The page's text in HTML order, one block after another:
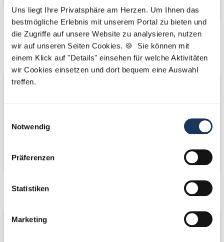
Uns liegt Ihre Privatsphäre am Herzen. Um Ihnen das
bestmögliche Erlebnis mit unserem Portal zu bieten und
die Zugriffe auf unsere Website zu analysieren, nutzen
wir auf unseren Seiten Cookies. 🍪 Sie können mit
einem Klick auf "Details" einsehen für welche Aktivitäten
wir Cookies einsetzen und dort bequem eine Auswahl
treffen.
Notwendig
Präferenzen
Statistiken
Marketing
Kooperations-
Partner
Kooperations-
Partner
Netzwerk-Partner Netzwerk-Partner